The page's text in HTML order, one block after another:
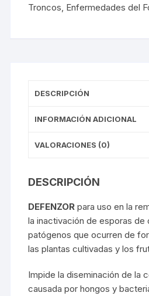
Troncos, Enfermedades del
DESCRIPCIÓN
INFORMACIÓN ADICIONAL
VALORACIONES (0)
DESCRIPCIÓN
DEFENZOR para uso en la
la inactivación de esporas de
patógenos que ocurren de
las plantas cultivadas y los
Impide la diseminación de la
causada por hongos y